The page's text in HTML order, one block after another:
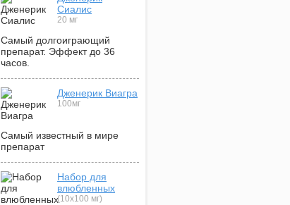
Сиалис
20 мг
Самый долгоиграющий
препарат. Эффект до 36
часов.
Дженерик Виагра
100мг
Самый известный в мире
препарат
Набор для
влюбленных
(10х100 мг)